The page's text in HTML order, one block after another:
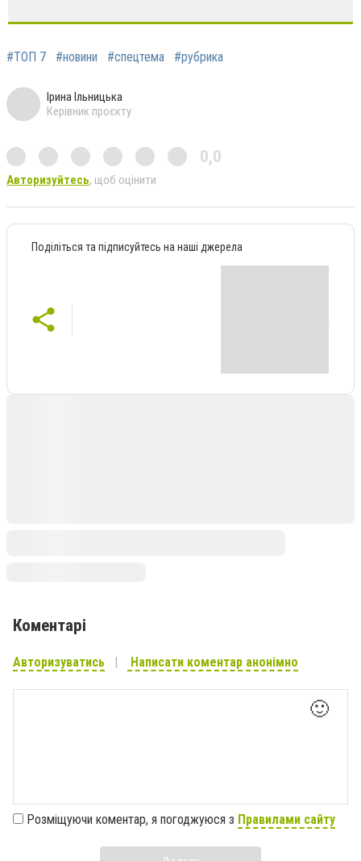
#ТОП 7 #новини #спецтема #рубрика
Ірина Ільницька
Керівник проєкту
0,0
Авторизуйтесь, щоб оцінити
Поділіться та підписуйтесь на наші джерела
Коментарі
Авторизуватись Написати коментар анонімно
🙂
Розміщуючи коментар, я погоджуюся з Правилами сайту